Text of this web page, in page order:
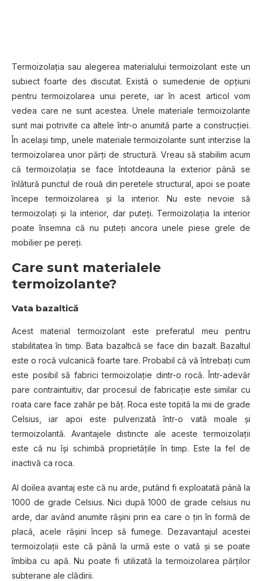
Termoizolația sau alegerea materialului termoizolant este un
subiect foarte des discutat. Există o sumedenie de opțiuni
pentru termoizolarea unui perete, iar în acest articol vom
vedea care ne sunt acestea. Unele materiale termoizolante
sunt mai potrivite ca altele într-o anumită parte a construcției.
În același timp, unele materiale termoizolante sunt interzise la
termoizolarea unor părți de structură. Vreau să stabilim acum
că termoizolația se face întotdeauna la exterior până se
înlătură punctul de rouă din peretele structural, apoi se poate
începe termoizolarea și la interior. Nu este nevoie să
termoizolați și la interior, dar puteți. Termoizolația la interior
poate însemna că nu puteți ancora unele piese grele de
mobilier pe pereți.
Care sunt materialele
termoizolante?
Vata bazaltică
Acest material termoizolant este preferatul meu pentru
stabilitatea în timp. Bata bazaltică se face din bazalt. Bazaltul
este o rocă vulcanică foarte tare. Probabil că vă întrebați cum
este posibil să fabrici termoizolație dintr-o rocă. Într-adevăr
pare contraintuitiv, dar procesul de fabricație este similar cu
roata care face zahăr pe băț. Roca este topită la mii de grade
Celsius, iar apoi este pulverizată într-o vată moale și
termoizolantă. Avantajele distincte ale aceste termoizolații
este că nu își schimbă proprietățile în timp. Este la fel de
inactivă ca roca.
Al doilea avantaj este că nu arde, putând fi exploatată până la
1000 de grade Celsius. Nici după 1000 de grade celsius nu
arde, dar având anumite rășini prin ea care o țin în formă de
placă, acele rășini încep să fumege. Dezavantajul acestei
termoizolații este că până la urmă este o vată și se poate
îmbiba cu apă. Nu poate fi utilizată la termoizolarea părților
subterane ale clădirii.